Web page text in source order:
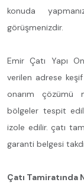
konuda
görüşmenizdir.
Emir Çatı Yapı
verilen adrese
onarım çözümü
bölgeler tespit
izole edilir. çatı
garanti belgesi
Çatı Tamiratında